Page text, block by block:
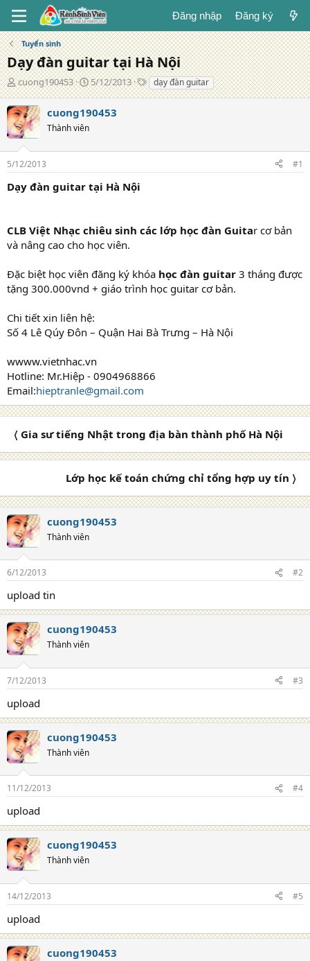
Đăng nhập Đăng ký
Tuyển sinh
Dạy đàn guitar tại Hà Nội
T
á
c
g
i
cuong190453
N
g
y
n
5/12/2013
T
ừ
dạy đàn guitar
cuong190453
Thành viên
5/12/2013 #1
Dạy đàn guitar tại Hà Nội
CLB Việt Nhạc chiêu sinh các lớp học đàn Guitar cơ bản
và nâng cao cho học viên.
Đặc biệt học viên đăng ký khóa học đàn guitar 3 tháng được
tặng 300.000vnd + giáo trình học guitar cơ bản.
Chi tiết xin liên hệ:
Số 4 Lê Qúy Đôn – Quận Hai Bà Trưng – Hà Nội
wwww.vietnhac.vn
Hotline: Mr.Hiệp - 0904968866
Email:hieptranle@gmail.com
〈 Gia sư tiếng Nhật trong địa bàn thành phố Hà Nội
Lớp học kế toán chứng chỉ tổng hợp uy tín 〉
cuong190453
Thành viên
6/12/2013 #2
upload tin
cuong190453
Thành viên
7/12/2013 #3
upload
cuong190453
Thành viên
11/12/2013 #4
upload
cuong190453
Thành viên
14/12/2013 #5
upload
cuong190453